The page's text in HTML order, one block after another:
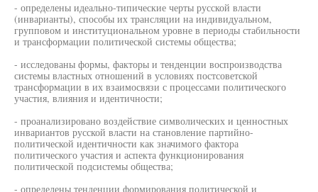
- определены идеально-типические черты русской власти
(инварианты), способы их трансляции на индивидуальном,
групповом и институциональном уровне в периоды стабильности
и трансформации политической системы общества;
- исследованы формы, факторы и тенденции воспроизводства
системы властных отношений в условиях постсоветской
трансформации в их взаимосвязи с процессами политического
участия, влияния и идентичности;
- проанализировано воздействие символических и ценностных
инвариантов русской власти на становление партийно-
политической идентичности как значимого фактора
политического участия и аспекта функционирования
политической подсистемы общества;
- определены тенденции формирования политической и